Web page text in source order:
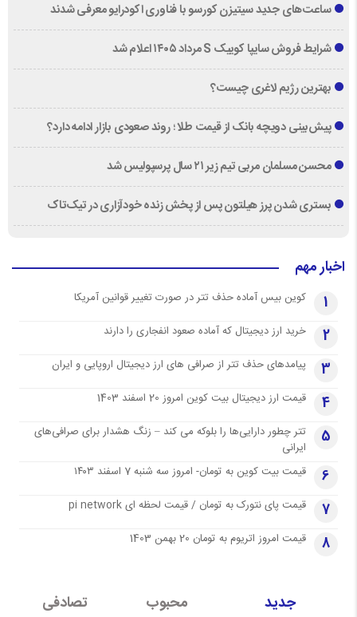
ساعت‌های جدید سیتیزن کورسو با فناوری اکودرایو معرفی شدند
شرایط فروش سایپا کوییک S مرداد ۱۴۰۵ اعلام شد
بهترین رژیم لاغری چیست؟
پیش‌بینی دویچه‌ بانک از قیمت طلا ؛ روند صعودی بازار ادامه دارد؟
محسن مسلمان مربی تیم زیر ۲۱ سال پرسپولیس شد
بستری شدن پرز هیلتون پس از پخش زنده خودآزاری در تیک‌تاک
اخبار مهم
1 کوین بیس آماده حذف تتر در صورت تغییر قوانین آمریکا
2 خرید ارز دیجیتال که آماده صعود انفجاری را دارند
3 پیامدهای حذف تتر از صرافی های ارز دیجیتال اروپایی و ایران
4 قیمت ارز دیجیتال بیت کوین امروز 20 اسفند 1403
5
تتر چطور دارایی‌ها را بلوکه می کند – زنگ هشدار برای صرافی‌های
ایرانی
6 قیمت بیت کوین به تومان- امروز سه شنبه 7 اسفند ۱۴۰۳
7 قیمت پای نتورک به تومان / قیمت لحظه ای pi network
8 قیمت امروز اتریوم به تومان 20 بهمن 1403
جدید محبوب تصادفی